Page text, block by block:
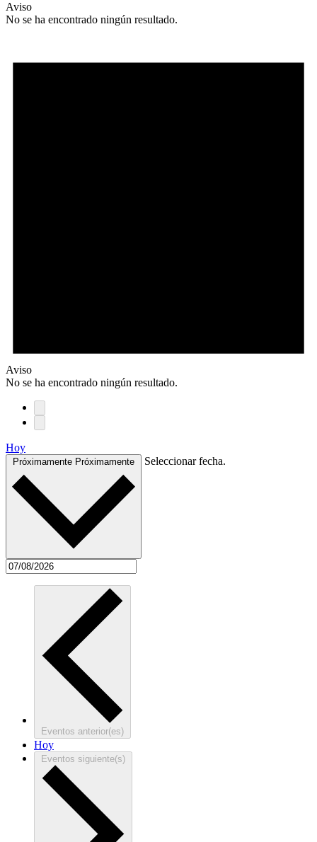
Aviso
No se ha encontrado ningún resultado.
Aviso
No se ha encontrado ningún resultado.
Hoy
Próximamente Próximamente Seleccionar fecha.
Eventos anterior(es)
Hoy
Eventos siguiente(s)